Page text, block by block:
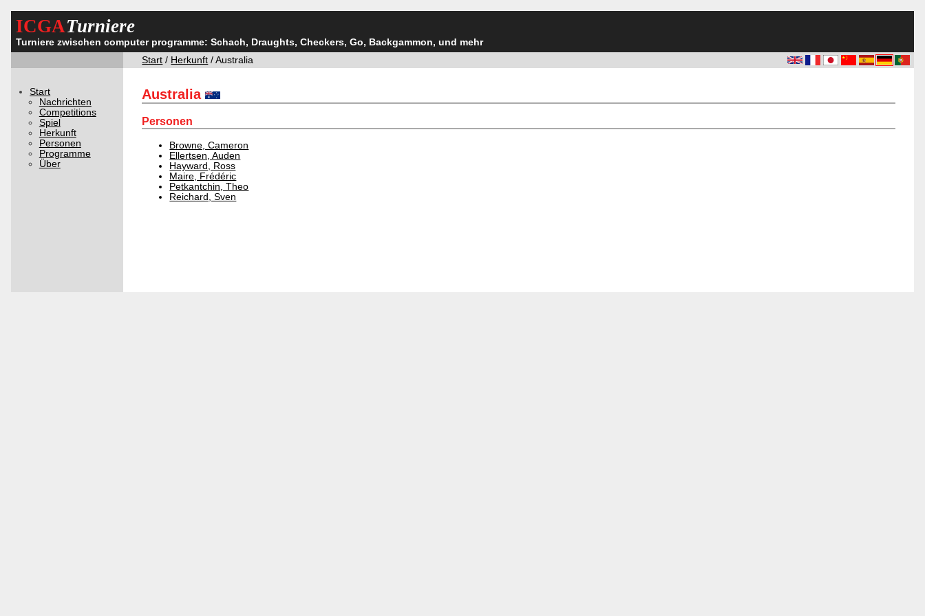
ICGATurniere
Turniere zwischen computer programme: Schach, Draughts, Checkers, Go, Backgammon, und mehr
Start / Herkunft / Australia
Start
Nachrichten
Competitions
Spiel
Herkunft
Personen
Programme
Über
Australia
Personen
Browne, Cameron
Ellertsen, Auden
Hayward, Ross
Maire, Frédéric
Petkantchin, Theo
Reichard, Sven